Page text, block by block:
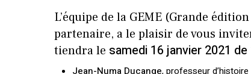
L’équipe de la GEME (Grande
partenaire, a le plaisir de vous
tiendra le samedi 16 janvier 2021 de
Jean-Numa Ducange, professeur